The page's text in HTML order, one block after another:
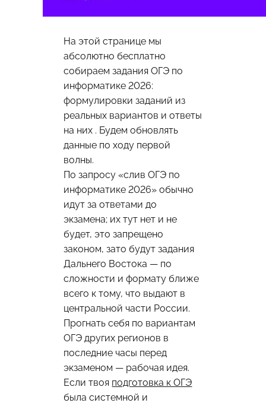
На этой странице мы
абсолютно бесплатно
собираем задания ОГЭ по
информатике 2026:
формулировки заданий из
реальных вариантов и ответы
на них . Будем обновлять
данные по ходу первой
волны.
По запросу «слив ОГЭ по
информатике 2026» обычно
идут за ответами до
экзамена; их тут нет и не
будет, это запрещено
законом, зато будут задания
Дальнего Востока — по
сложности и формату ближе
всего к тому, что выдают в
центральной части России.
Прогнать себя по вариантам
ОГЭ других регионов в
последние часы перед
экзаменом — рабочая идея.
Если твоя подготовка к ОГЭ
была системной и